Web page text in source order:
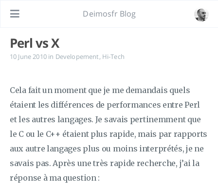
Deimosfr Blog
Perl vs X
10 June 2010 in Developement, Hi-Tech
Cela fait un moment que je me demandais quels
étaient les différences de performances entre Perl
et les autres langages. Je savais pertinemment que
le C ou le C++ étaient plus rapide, mais par rapports
aux autre langages plus ou moins interprétés, je ne
savais pas. Après une très rapide recherche, j’ai la
réponse à ma question :